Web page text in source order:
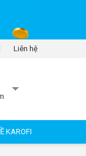
Liên hệ
KAROFI